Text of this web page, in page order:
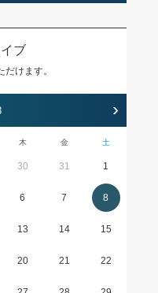
ブ
けます。
›
木 金 土
30 31 1
6 7 8
13 14 15
20 21 22